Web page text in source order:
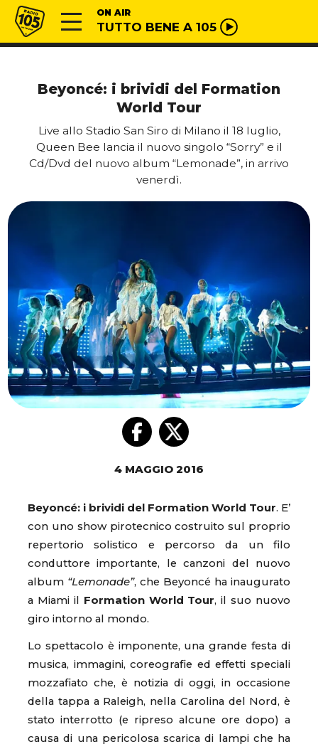
Vai al contenuto
Radio 105 ON AIR
TUTTO BENE A 105
Beyoncé: i brividi del Formation
World Tour
Live allo Stadio San Siro di Milano il 18 luglio,
Queen Bee lancia il nuovo singolo “Sorry” e il
Cd/Dvd del nuovo album “Lemonade”, in arrivo
venerdì.
4 MAGGIO 2016
Beyoncé: i brividi del Formation World Tour. E’
con uno show pirotecnico costruito sul proprio
repertorio solistico e percorso da un filo
conduttore importante, le canzoni del nuovo
album “Lemonade”, che Beyoncé ha inaugurato
a Miami il Formation World Tour, il suo nuovo
giro intorno al mondo.
Lo spettacolo è imponente, una grande festa di
musica, immagini, coreografie ed effetti speciali
mozzafiato che, è notizia di oggi, in occasione
della tappa a Raleigh, nella Carolina del Nord, è
stato interrotto (e ripreso alcune ore dopo) a
causa di una pericolosa scarica di lampi che ha